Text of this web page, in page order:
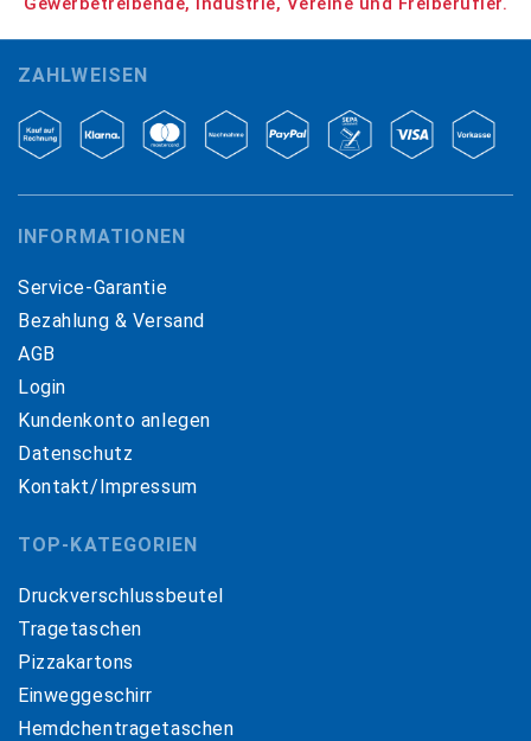
ZAHLWEISEN
INFORMATIONEN
Service-Garantie
Bezahlung & Versand
AGB
Login
Kundenkonto anlegen
Datenschutz
Kontakt/Impressum
TOP-KATEGORIEN
Druckverschlussbeutel
Tragetaschen
Pizzakartons
Einweggeschirr
Hemdchentragetaschen